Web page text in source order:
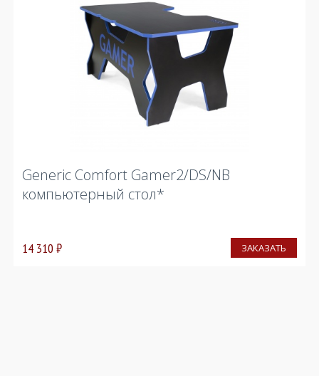
Generic Comfort Gamer2/DS/NB
компьютерный стол*
14 310 ₽ ЗАКАЗАТЬ